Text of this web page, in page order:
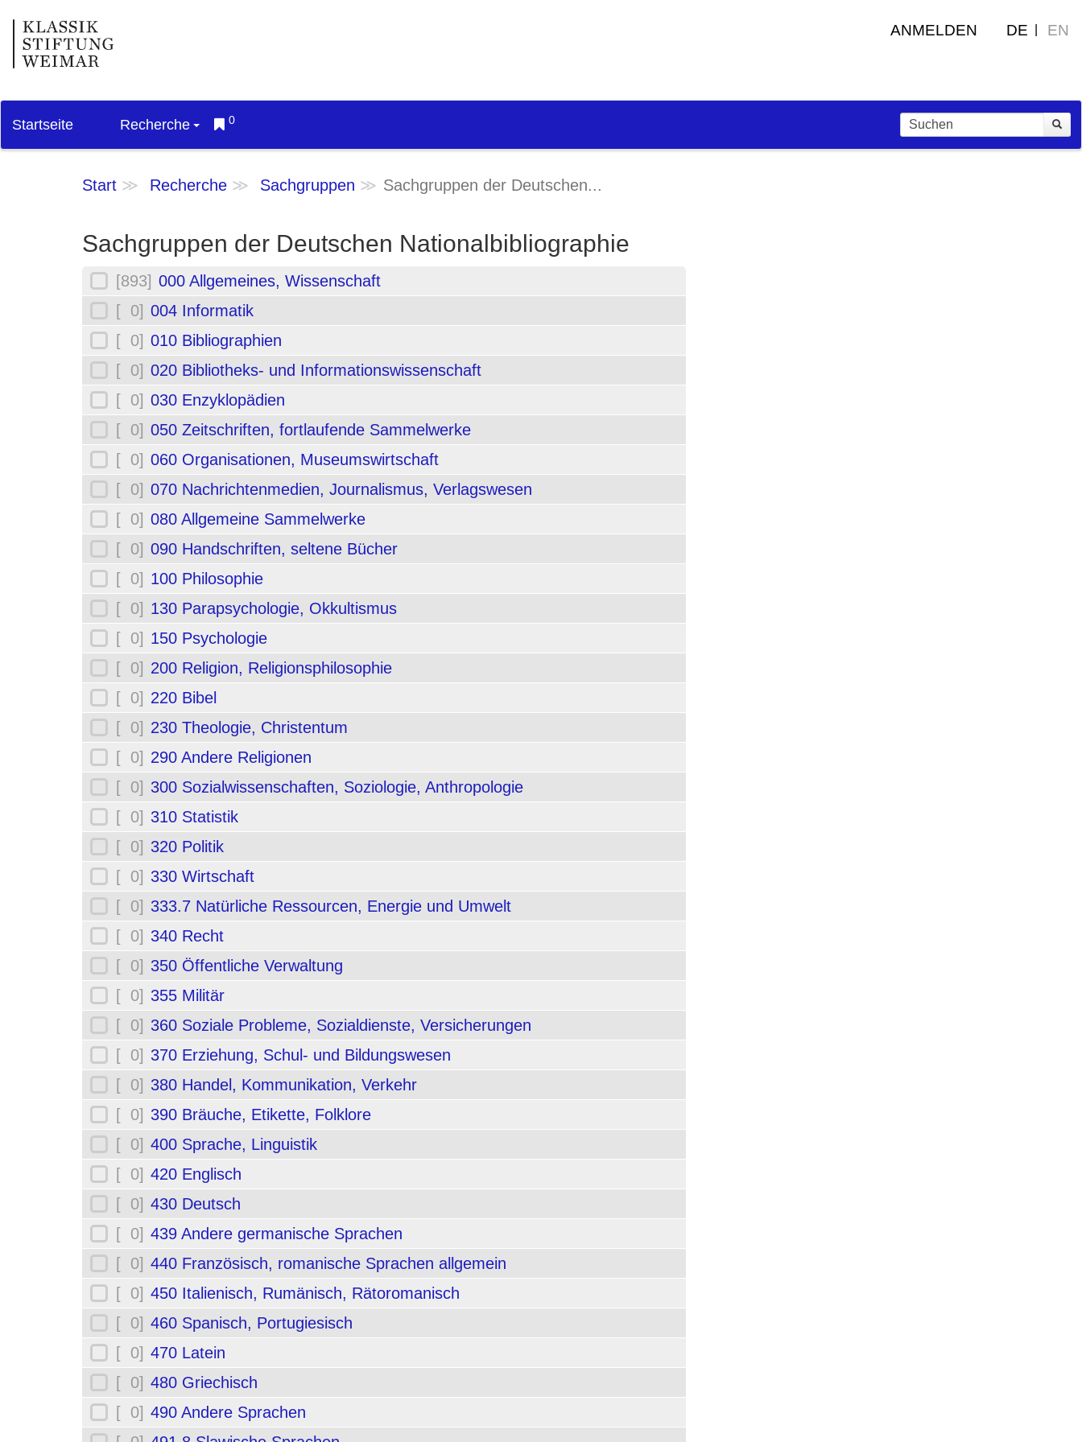
ANMELDEN DE EN
Startseite Recherche 0
Start Recherche Sachgruppen Sachgruppen der Deutschen...
Sachgruppen der Deutschen Nationalbibliographie
[893] 000 Allgemeines, Wissenschaft
[ 0] 004 Informatik
[ 0] 010 Bibliographien
[ 0] 020 Bibliotheks- und Informationswissenschaft
[ 0] 030 Enzyklopädien
[ 0] 050 Zeitschriften, fortlaufende Sammelwerke
[ 0] 060 Organisationen, Museumswirtschaft
[ 0] 070 Nachrichtenmedien, Journalismus, Verlagswesen
[ 0] 080 Allgemeine Sammelwerke
[ 0] 090 Handschriften, seltene Bücher
[ 0] 100 Philosophie
[ 0] 130 Parapsychologie, Okkultismus
[ 0] 150 Psychologie
[ 0] 200 Religion, Religionsphilosophie
[ 0] 220 Bibel
[ 0] 230 Theologie, Christentum
[ 0] 290 Andere Religionen
[ 0] 300 Sozialwissenschaften, Soziologie, Anthropologie
[ 0] 310 Statistik
[ 0] 320 Politik
[ 0] 330 Wirtschaft
[ 0] 333.7 Natürliche Ressourcen, Energie und Umwelt
[ 0] 340 Recht
[ 0] 350 Öffentliche Verwaltung
[ 0] 355 Militär
[ 0] 360 Soziale Probleme, Sozialdienste, Versicherungen
[ 0] 370 Erziehung, Schul- und Bildungswesen
[ 0] 380 Handel, Kommunikation, Verkehr
[ 0] 390 Bräuche, Etikette, Folklore
[ 0] 400 Sprache, Linguistik
[ 0] 420 Englisch
[ 0] 430 Deutsch
[ 0] 439 Andere germanische Sprachen
[ 0] 440 Französisch, romanische Sprachen allgemein
[ 0] 450 Italienisch, Rumänisch, Rätoromanisch
[ 0] 460 Spanisch, Portugiesisch
[ 0] 470 Latein
[ 0] 480 Griechisch
[ 0] 490 Andere Sprachen